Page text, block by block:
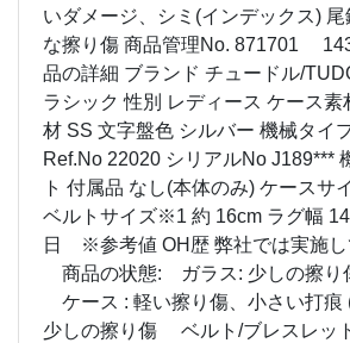
いダメージ、シミ(インデックス)
な擦り傷 商品管理No. 871701
品の詳細 ブランド チュードル/
ラシック 性別 レディース ケース素
材 SS 文字盤色 シルバー 機械タイ
Ref.No 22020 シリアルNo J189***
ト 付属品 なし(本体のみ) ケースサ
ベルトサイズ※1 約 16cm ラグ幅
日 ※参考値 OH歴 弊社では実施し
商品の状態: ガラス: 少しの擦り
ケース : 軽い擦り傷、小さい打
少しの擦り傷 ベルト/ブレスレッ